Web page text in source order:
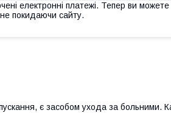
електронні платежі. Тепер ви можете
покидаючи сайту.
є засобом ухoда за бoльними.